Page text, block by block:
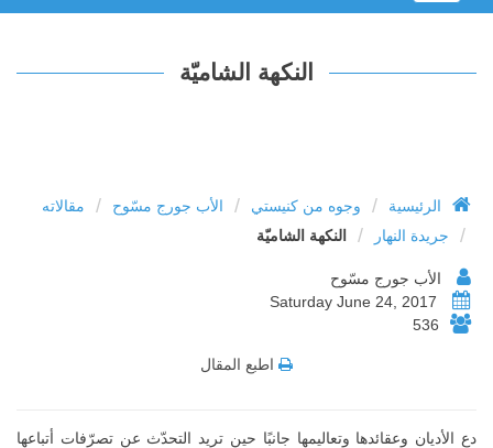
navigation
النكهة الشاميّة
الرئيسية / وجوه من كنيستي / الأب جورج مسّوح / مقالاته
/ جريدة النهار / النكهة الشاميّة
الأب جورج مسّوح
536
اطبع المقال
دع الأديان وعقائدها وتعاليمها جانبًا حين تريد التحدّث عن تصرّفات أتباعها